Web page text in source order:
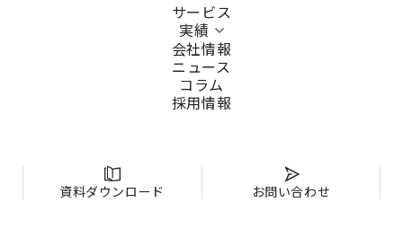
サービス
実績
会社情報
ニュース
コラム
採用情報
資料ダウンロード お問い合わせ